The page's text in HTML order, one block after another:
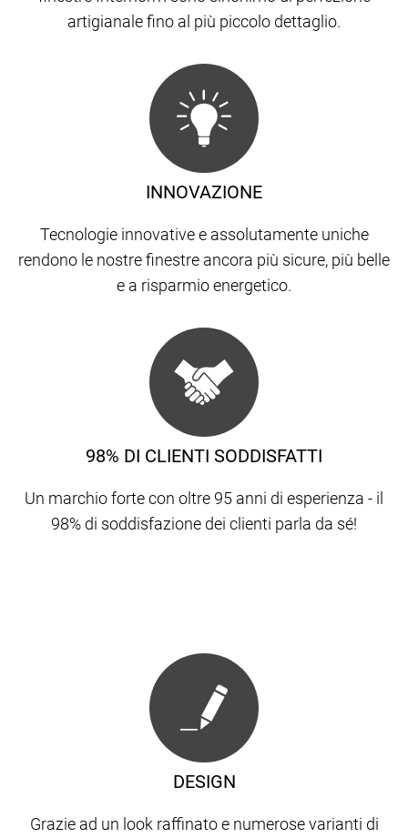
artigianale fino al più piccolo dettaglio.
98% DI CLIENTI SODDISFATTI
Un marchio forte con oltre 95 anni di esperienza - il
98% di soddisfazione dei clienti parla da sé!
INNOVAZIONE
Tecnologie innovative e assolutamente uniche
rendono le nostre finestre ancora più sicure, più belle
e a risparmio energetico.
DESIGN
Grazie ad un look raffinato e numerose varianti di